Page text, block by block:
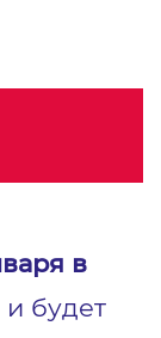
в
и будет